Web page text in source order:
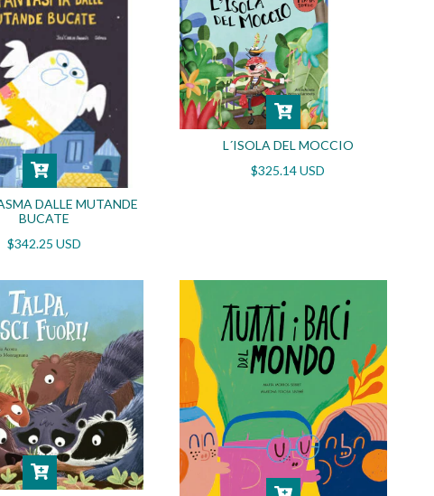
DALLE MUTANDE
BUCATE
$342.25 USD
L´ISOLA DEL MOCCIO
$325.14 USD